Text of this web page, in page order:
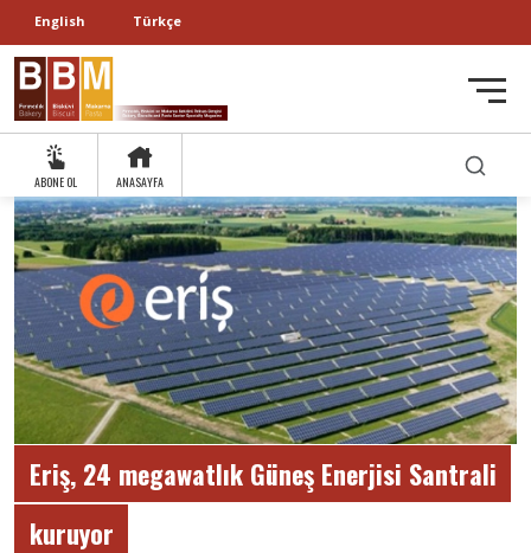
English Türkçe
ABONE OL ANASAYFA
Eriş, 24 megawatlık Güneş Enerjisi Santrali
kuruyor